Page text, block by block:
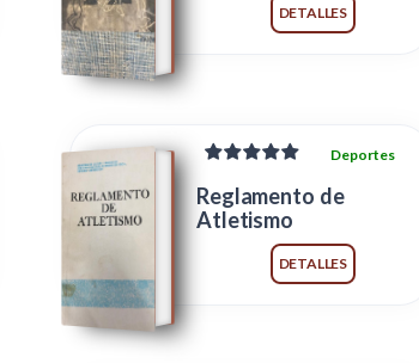
DETALLES
Deportes
Reglamento de
Atletismo
DETALLES